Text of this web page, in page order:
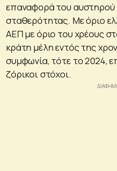
επαναφορά του
σταθερότητας. Με όριο
ΑΕΠ με όριο του χρέους
κράτη μέλη εντός της
συμφωνία, τότε το 2024,
ζόρικοι στόχοι.